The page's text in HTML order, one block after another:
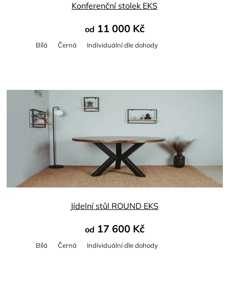
Konferenční stolek EKS
od 11 000 Kč
Bílá Černá Individuální dle dohody
Jídelní stůl ROUND EKS
od 17 600 Kč
Bílá Černá Individuální dle dohody